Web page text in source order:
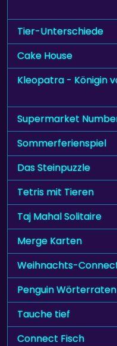
Tier-Unterschiede
Cake House
Kleopatra - Königin
Supermarket
Sommerferienspiel
Das Steinpuzzle
Tetris mit Tieren
Taj Mahal Solitaire
Merge Karten
Weihnachts-
Penguin Wörterraten
Tauche tief
Connect Fisch